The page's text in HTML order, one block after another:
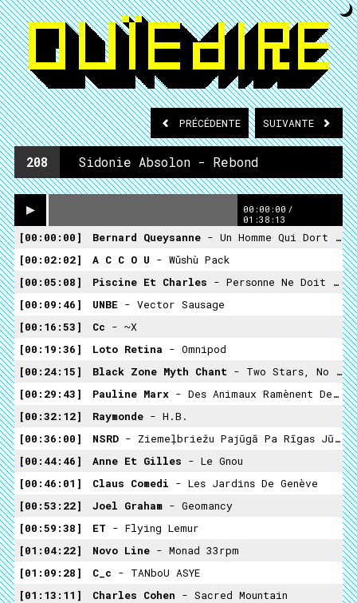
PRÉCÉDENTE SUIVANTE
208 Sidonie Absolon - Rebond
00:00:00 /
01:38:13
00:00:00 Bernard Queysanne - Un Homme Qui Dort (extrait)
00:02:02
A C C O U - Wǔshù Pack
00:05:08
Piscine Et Charles - Personne Ne Doit Venir
00:09:46
UNBE - Vector Sausage
00:16:53
Cc - ~X
00:19:36
Loto Retina - Omnipod
00:24:15
Black Zone Myth Chant - Two Stars, No Cross
00:29:43
Pauline Marx - Des Animaux Ramènent Des Djembés Mais Tout Le Monde Est Saoûlé
00:32:12
Raymonde - H.B.
00:36:00
NSRD - Ziemeļbriežu Pajūgā Pa Rīgas Jūras Līci / Ņujorkas Taksometrā Pa Manhetenu
00:44:46
Anne Et Gilles - Le Gnou
00:46:01
Claus Comedi - Les Jardins De Genève
00:53:22
Joel Graham - Geomancy
00:59:38
ET - Flying Lemur
01:04:22
Novo Line - Monad 33rpm
01:09:28
C_c - TANboU ASYE
01:13:11
Charles Cohen - Sacred Mountain